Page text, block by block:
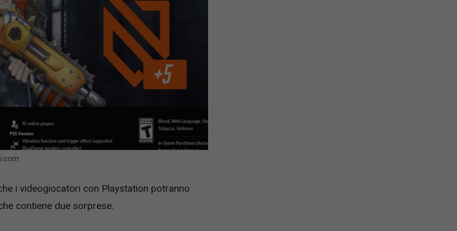
i videogiocatori con Playstation potranno
contiene due sorprese.